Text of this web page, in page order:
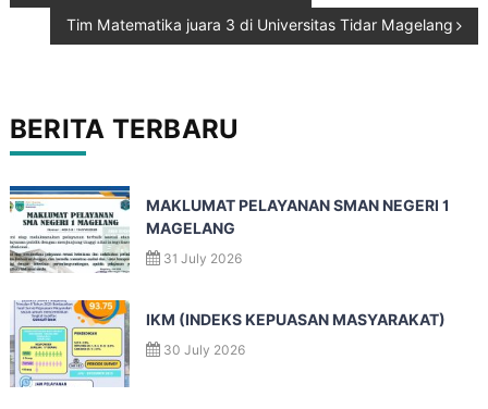
Tim Matematika juara 3 di Universitas Tidar Magelang
BERITA TERBARU
MAKLUMAT PELAYANAN SMAN NEGERI 1
MAGELANG
31 July 2026
IKM (INDEKS KEPUASAN MASYARAKAT)
30 July 2026